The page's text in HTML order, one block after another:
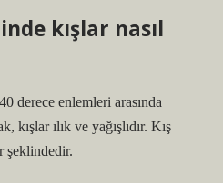
kışlar nasıl
derece enlemleri arasında
kışlar ılık ve yağışlıdır. Kış
şeklindedir.